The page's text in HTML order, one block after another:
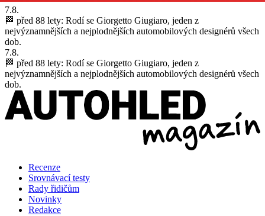
7.8.
🏁 před 88 lety: Rodí se Giorgetto Giugiaro, jeden z
nejvýznamnějších a nejplodnějších automobilových designérů všech
dob.
7.8.
🏁 před 88 lety: Rodí se Giorgetto Giugiaro, jeden z
nejvýznamnějších a nejplodnějších automobilových designérů všech
dob.
Recenze
Srovnávací testy
Rady řidičům
Novinky
Redakce